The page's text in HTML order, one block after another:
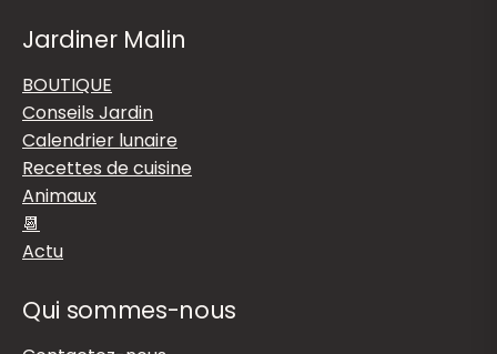
Jardiner Malin
BOUTIQUE
Conseils Jardin
Calendrier lunaire
Recettes de cuisine
Animaux
📆
Actu
Qui sommes-nous